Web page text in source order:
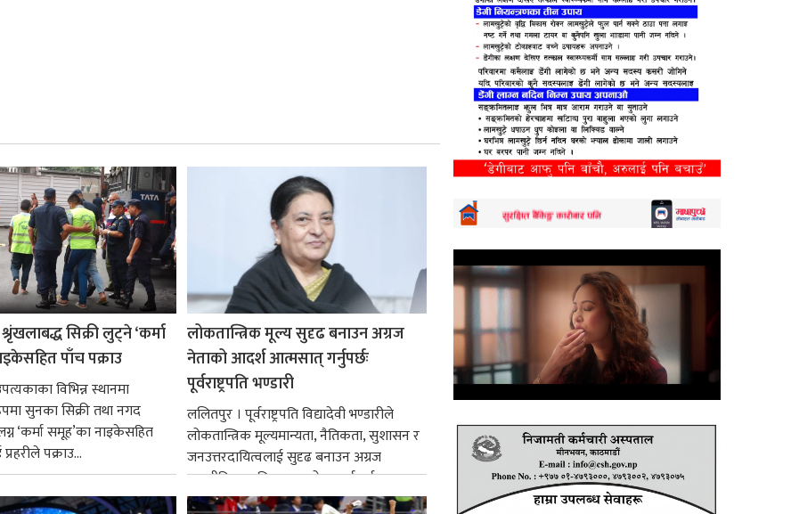
सिक्री लुट्ने ‘कर्मा
पाँच पक्राउ
विभिन्न स्थानमा
सुनका सिक्री तथा नगद
‘कर्मा समूह’का नाइकेसहित
पक्राउ...
लोकतान्त्रिक मूल्य सुदृढ बनाउन अग्रज
नेताको आदर्श आत्मसात् गर्नुपर्छः
पूर्वराष्ट्रपति भण्डारी
ललितपुर । पूर्वराष्ट्रपति विद्यादेवी भण्डारीले
लोकतान्त्रिक मूल्यमान्यता, नैतिकता, सुशासन र
जनउत्तरदायित्वलाई सुदृढ बनाउन अग्रज
राजनीतिक व्यक्तित्वहरूको आदर्शलाई आत्मसात्
गर्न आवश्यक...